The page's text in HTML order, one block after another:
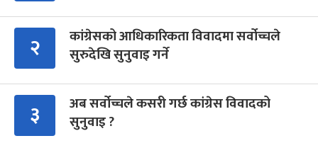
२
कांग्रेसको आधिकारिकता विवादमा सर्वोच्चले
सुरुदेखि सुनुवाइ गर्ने
३
अब सर्वोच्चले कसरी गर्छ कांग्रेस विवादको
सुनुवाइ ?